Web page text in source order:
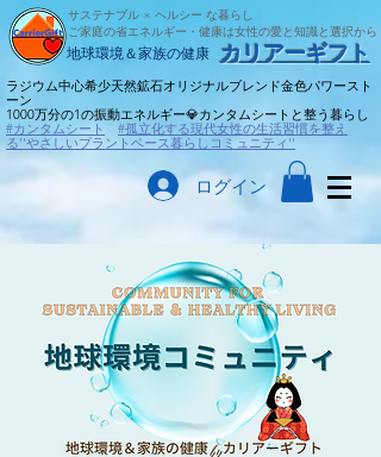
​地球環境＆家族の健康 ​カリアーギフト
サステナブル × ヘルシー な暮らし
ご家庭の省エネルギー・健康は女性の愛と知識と選択から
ラジウム中心希少天然鉱石オリジナルブレンド金色パワースト
ーン
​1000万分の1の振動エネルギー💎カンタムシートと整う暮らし
#カンタムシート
#孤立化する現代女性の生活習慣を整え
る''やさしいプラントベース暮らしコミュニティ''
ログイン